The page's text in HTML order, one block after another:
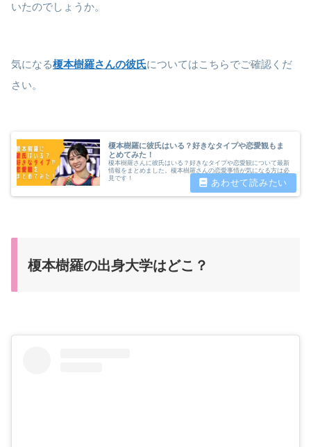
いたのでしょうか。
気になる榎本樹羅さんの彼氏についてはこちらでご確認くだ
さい。
榎本樹羅に彼氏はいる？好きなタイプや恋愛観もま
とめてみた！
榎本樹羅さんに彼氏はいる？好きなタイプや恋愛観について最新
情報をまとめました。榎本樹羅さんの恋愛事情が気になる方は必
見です！
榎本樹羅の出身大学はどこ？